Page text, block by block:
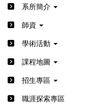
系所簡介
師資
學術活動
課程地圖
招生專區
職涯探索專區